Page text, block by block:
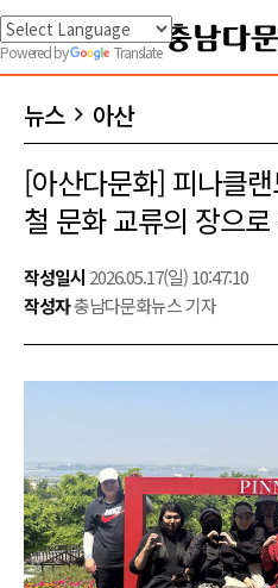
Powered by Translate
뉴스 아산
[아산다문화] 피나클
철 문화 교류의 장으
작성일시 2026.05.17(일) 10:47:10
작성자충남다문화뉴스 기자